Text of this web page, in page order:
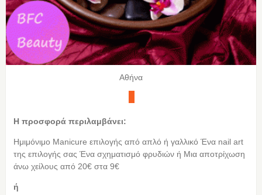
Αθήνα
Η προσφορά περιλαμβάνει:
Ημιμόνιμο Manicure επιλογής από απλό ή γαλλικό Ένα nail art
της επιλογής σας Ένα σχηματισμό φρυδιών ή Μια αποτρίχωση
άνω χείλους από 20€ στα 9€
ή